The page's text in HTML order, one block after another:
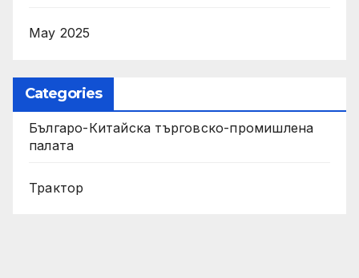
May 2025
Categories
Българо-Китайска търговско-промишлена
палата
Трактор